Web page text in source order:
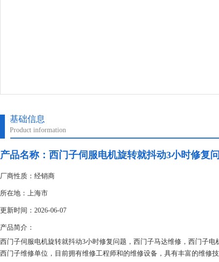
基础信息
Product information
产品名称： 西门子伺服电机旋转就抖动3小时修复
厂商性质：经销商
所在地：上海市
更新时间：2026-06-07
产品简介：
西门子伺服电机旋转就抖动3小时修复问题，西门子马达维修，西门子
西门子维修单位，目前拥有维修工程师和的维修设备，具有丰富的维修